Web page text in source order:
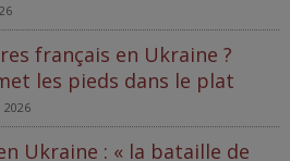
français en Ukraine ?
les pieds dans le plat
Ukraine : « la bataille de